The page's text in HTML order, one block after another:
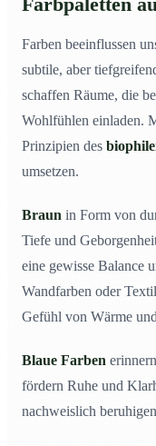
Farbpaletten
Farben beeinflussen
subtile, aber
schaffen Räume, die
Wohlfühlen einladen.
Prinzipien des
umsetzen.
Braun in Form von
Tiefe und
eine gewisse Balance
Wandfarben oder
Gefühl von Wärme
Blaue Farben
fördern Ruhe und
nachweislich